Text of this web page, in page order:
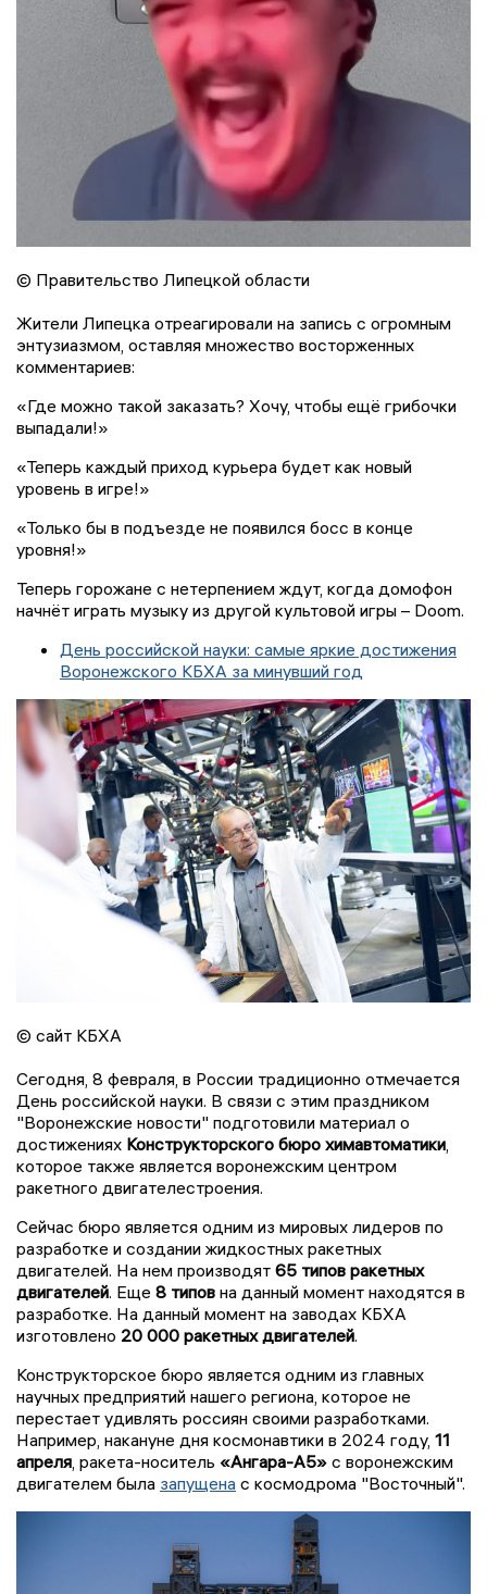
© Правительство Липецкой области
Жители Липецка отреагировали на запись с огромным
энтузиазмом, оставляя множество восторженных
комментариев:
«Где можно такой заказать? Хочу, чтобы ещё грибочки
выпадали!»
«Теперь каждый приход курьера будет как новый
уровень в игре!»
«Только бы в подъезде не появился босс в конце
уровня!»
Теперь горожане с нетерпением ждут, когда домофон
начнёт играть музыку из другой культовой игры – Doom.
День российской науки: самые яркие достижения
Воронежского КБХА за минувший год
© сайт КБХА
Сегодня, 8 февраля, в России традиционно отмечается
День российской науки. В связи с этим праздником
"Воронежские новости" подготовили материал о
достижениях Конструкторского бюро химавтоматики
которое также является воронежским центром
ракетного двигателестроения.
Сейчас бюро является одним из мировых лидеров по
разработке и создании жидкостных ракетных
двигателей. На нем производят 65 типов ракетных
двигателей. Еще 8 типов на данный момент находятся в
разработке. На данный момент на заводах КБХА
изготовлено 20 000 ракетных двигателей.
Конструкторское бюро является одним из главных
научных предприятий нашего региона, которое не
перестает удивлять россиян своими разработками.
Например, накануне дня космонавтики в 2024 году, 11
апреля , ракета-носитель «Ангара-А5» с воронежским
двигателем была запущена с космодрома "Восточный".